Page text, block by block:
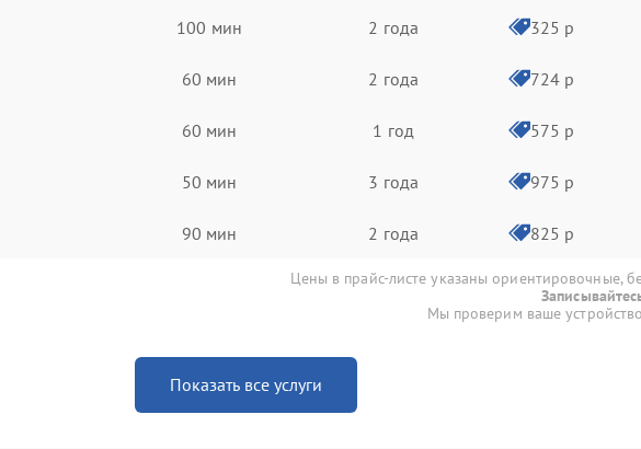
100 мин 2 года 325 р
60 мин 2 года 724 р
60 мин 1 год 575 р
50 мин 3 года 975 р
90 мин 2 года 825 р
Цены в прайс-листе указаны ориентировочные,
Мы проверим ваше
Показать все услуги